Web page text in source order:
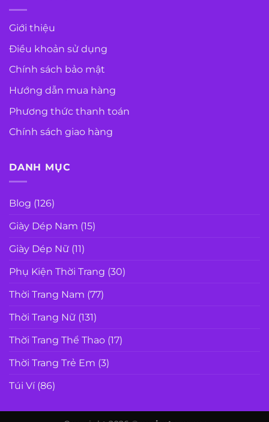
Giới thiệu
Điều khoản sử dụng
Chính sách bảo mật
Hướng dẫn mua hàng
Phương thức thanh toán
Chính sách giao hàng
DANH MỤC
Blog (126)
Giày Dép Nam (15)
Giày Dép Nữ (11)
Phụ Kiện Thời Trang (30)
Thời Trang Nam (77)
Thời Trang Nữ (131)
Thời Trang Thể Thao (17)
Thời Trang Trẻ Em (3)
Túi Ví(86)